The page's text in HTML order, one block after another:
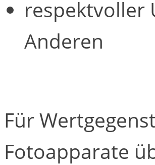
respektvoller
Anderen
Für
Fotoapparate